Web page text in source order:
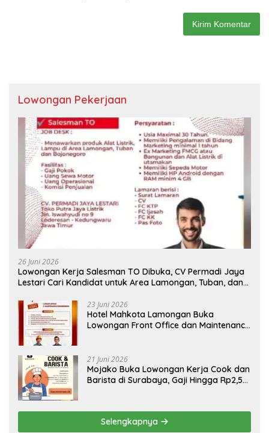
Lowongan Pekerjaan
26 Juni 2026
Lowongan Kerja Salesman TO Dibuka, CV Permadi Jaya
Lestari Cari Kandidat untuk Area Lamongan, Tuban, dan
23 Juni 2026
Hotel Mahkota Lamongan Buka
Lowongan Front Office dan Maintenance
21 Juni 2026
Mojako Buka Lowongan Kerja Cook dan
Barista di Surabaya, Gaji Hingga Rp2,5
Selengkapnya